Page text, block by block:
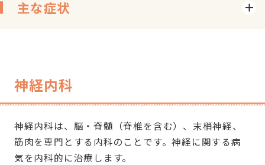
主な症状
神経内科
神経内科は、脳・脊髄（脊椎を含む）、末梢神経、
筋肉を専門とする内科のことです。神経に関する病
気を内科的に治療します。